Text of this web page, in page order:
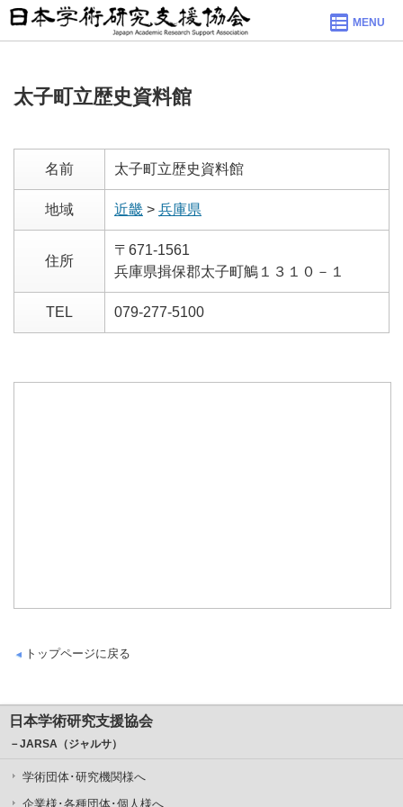
MENU
太子町立歴史資料館
名前 太子町立歴史資料館
地域 近畿 > 兵庫県
住所
〒671-1561
兵庫県揖保郡太子町鵤１３１０－１
TEL 079-277-5100
トップページに戻る
日本学術研究支援協会
－JARSA（ジャルサ）
学術団体･研究機関様へ
企業様･各種団体･個人様へ